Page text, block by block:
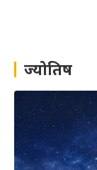
ज्योतिष